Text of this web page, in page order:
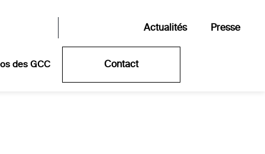
Actualités Presse
des GCC Contact